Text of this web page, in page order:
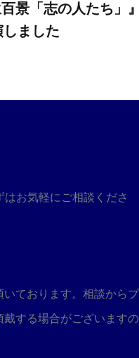
景「志の人たち」
ました
はお気軽にご相談くださ
ております。 相談からプ
する場合がございますの